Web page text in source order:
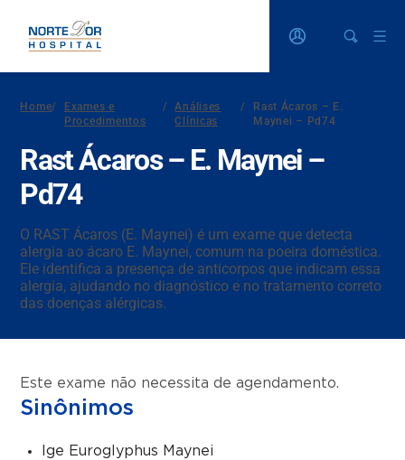
Home/
Exames e
Procedimentos
/
Análises
Clínicas
/
Rast Ácaros – E.
Maynei – Pd74
Rast Ácaros – E. Maynei –
Pd74
O RAST Ácaros (E. Maynei) é um exame que detecta
alergia ao ácaro E. Maynei, comum na poeira doméstica.
Ele identifica a presença de anticorpos que indicam essa
alergia, ajudando no diagnóstico e no tratamento correto
das doenças alérgicas.
Este exame não necessita de agendamento.
Sinônimos
Ige Euroglyphus Maynei